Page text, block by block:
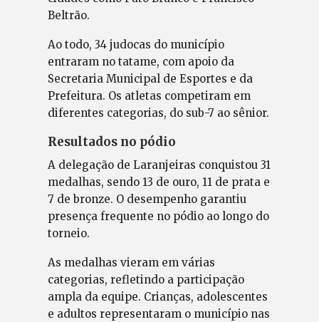
Beltrão.
Ao todo, 34 judocas do município
entraram no tatame, com apoio da
Secretaria Municipal de Esportes e da
Prefeitura. Os atletas competiram em
diferentes categorias, do sub-7 ao sênior.
Resultados no pódio
A delegação de Laranjeiras conquistou 31
medalhas, sendo 13 de ouro, 11 de prata e
7 de bronze. O desempenho garantiu
presença frequente no pódio ao longo do
torneio.
As medalhas vieram em várias
categorias, refletindo a participação
ampla da equipe. Crianças, adolescentes
e adultos representaram o município nas